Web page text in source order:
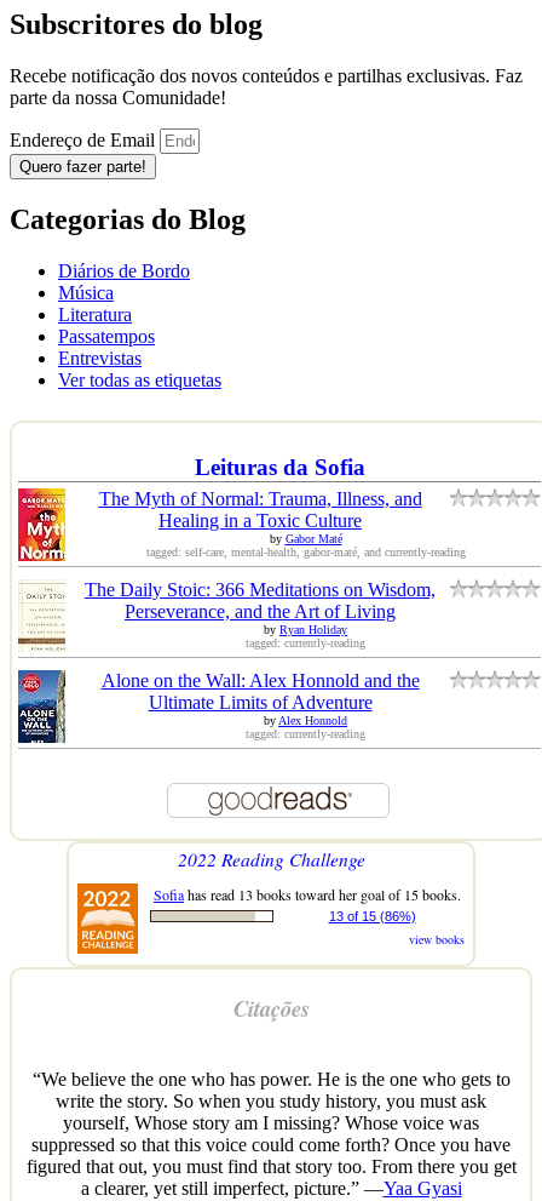
Subscritores do blog
Recebe notificação dos novos conteúdos e partilhas exclusivas. Faz
parte da nossa Comunidade!
Endereço de Email
Quero fazer parte!
Categorias do Blog
Diários de Bordo
Música
Literatura
Passatempos
Entrevistas
Ver todas as etiquetas
Leituras da Sofia
The Myth of Normal: Trauma, Illness, and
Healing in a Toxic Culture
by Gabor Maté
tagged: self-care, mental-health, gabor-maté, and currently-reading
The Daily Stoic: 366 Meditations on Wisdom,
Perseverance, and the Art of Living
by Ryan Holiday
tagged: currently-reading
Alone on the Wall: Alex Honnold and the
Ultimate Limits of Adventure
byAlex Honnold
tagged: currently-reading
2022 Reading Challenge
Sofiahas read 13 books toward her goal of 15 books.
13 of 15 (86%)
view books
Citações
“We believe the one who has power. He is the one who gets to
write the story. So when you study history, you must ask
yourself, Whose story am I missing? Whose voice was
suppressed so that this voice could come forth? Once you have
figured that out, you must find that story too. From there you get
a clearer, yet still imperfect, picture.” —Yaa Gyasi